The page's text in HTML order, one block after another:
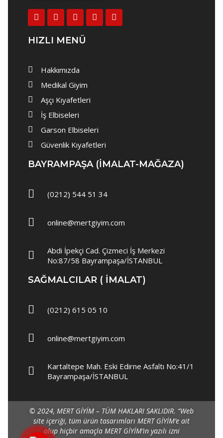
Aşçı Pantolon
Aşçı Terliği
İş Elbiseleri
Bay İş Önlük
Bayan İş Önlük
İş Pantolonu
İş Yeleği
Polar
İş Ayakkabısı
Garson Elbisesi
Garson Gömlek
Garson Pantolon
Garson Yelek
Barista Şapka
Garson Aksesuarları
HIZLI MENÜ
Hakkımızda
Medikal Giyim
Aşçı Kıyafetleri
İş Elbiseleri
Garson Elbiseleri
Güvenlik Kıyafetleri
BAYRAMPAŞA (IMALAT-MAĞAZA)
(0212) 544 51 34
online@mertgiyim.com
Abdi İpekçi Cad. Çizmeci İş Merkezi
No:87/58 Bayrampaşa/İSTANBUL
SAĞMALCILAR ( IMALAT)
(0212) 615 05 10
online@mertgiyim.com
Kartaltepe Mah. Eski Edirne Asfaltı No:41/1
Bayrampaşa/İSTANBUL
© 2024, MERT GİYİM – TÜM HAKLARI SAKLIDIR. “Web
site içeriği, tüm ürün tasarımları MERT GİYİM’e ait
olup hiçbir amaçla MERT GİYİM’in yazılı izni